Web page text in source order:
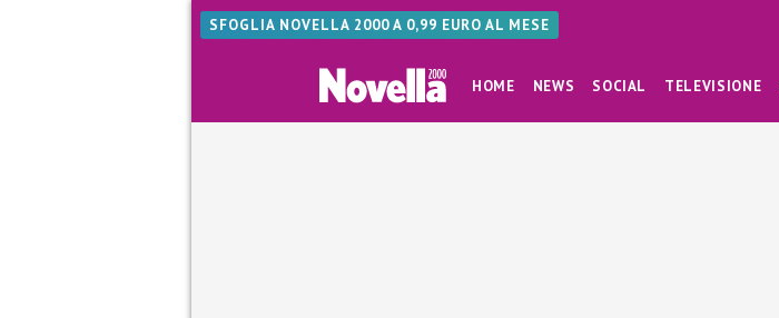
SFOGLIA NOVELLA 2000 A 0,99 EURO AL MESE
HOME NEWS SOCIAL TELEVISIONE